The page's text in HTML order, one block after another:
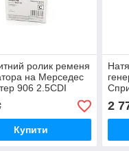
ролик ременя
на Мерседес
906 2.5CDI
2006 -> Caffaro
500178
Купити
2